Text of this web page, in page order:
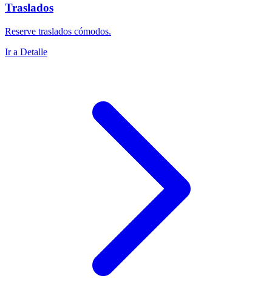
Traslados
Reserve traslados cómodos.
Ir a Detalle